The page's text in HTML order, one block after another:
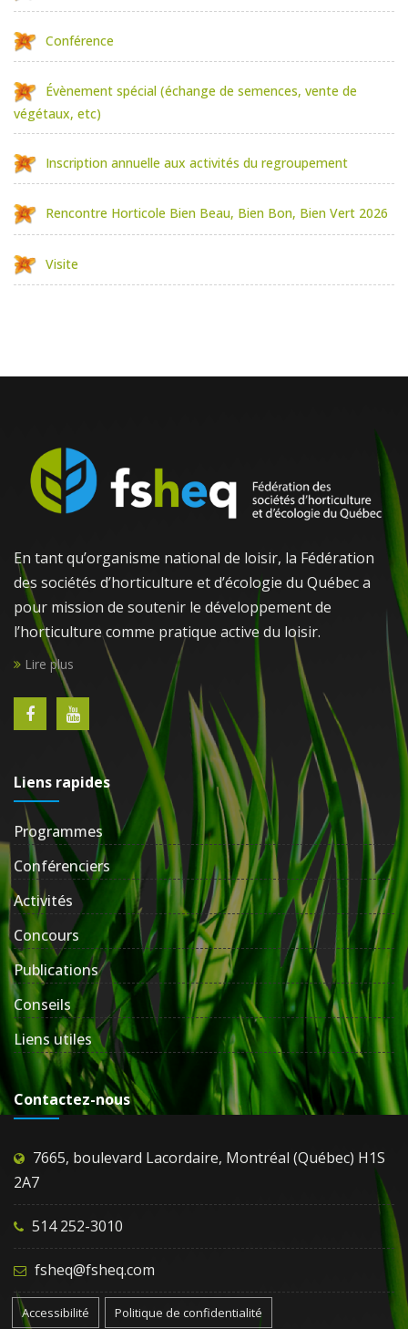
Conférence
Évènement spécial (échange de semences, vente de
végétaux, etc)
Inscription annuelle aux activités du regroupement
Rencontre Horticole Bien Beau, Bien Bon, Bien Vert 2026
Visite
En tant qu’organisme national de loisir, la Fédération
des sociétés d’horticulture et d’écologie du Québec a
pour mission de soutenir le développement de
l’horticulture comme pratique active du loisir.
Lire plus
Liens rapides
Programmes
Conférenciers
Activités
Concours
Publications
Conseils
Liens utiles
Contactez-nous
7665, boulevard Lacordaire, Montréal (Québec) H1S
2A7
514 252-3010
fsheq@fsheq.com
Accessibilité Politique de confidentialité